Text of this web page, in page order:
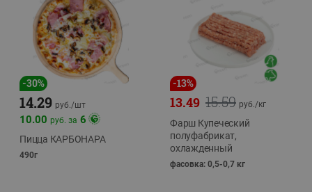
-30%
14.29 руб./шт
10.00 руб. за 6
Пицца КАРБОНАРА
490г
-13%
15.59
13.49 руб./кг
Фарш Купеческий
полуфабрикат,
охлажденный
фасовка: 0,5-0,7 кг